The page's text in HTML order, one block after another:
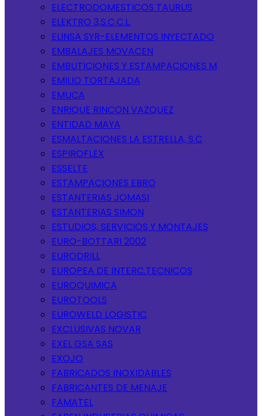
ELECTRODOMESTICOS TAURUS
ELEKTRO 3,S.C.C.L.
ELINSA SYR-ELEMENTOS INYECTADO
EMBALAJES MOVACEN
EMBUTICIONES Y ESTAMPACIONES M
EMILIO TORTAJADA
EMUCA
ENRIQUE RINCON VAZQUEZ
ENTIDAD MAYA
ESMALTACIONES LA ESTRELLA, S.C
ESPIROFLEX
ESSELTE
ESTAMPACIONES EBRO
ESTANTERIAS JOMASI
ESTANTERIAS SIMON
ESTUDIOS, SERVICIOS Y MONTAJES
EURO-BOTTARI 2002
EURODRILL
EUROPEA DE INTERC.TECNICOS
EUROQUIMICA
EUROTOOLS
EUROWELD LOGISTIC
EXCLUSIVAS NOVAR
EXEL GSA SAS
EXOJO
FABRICADOS INOXIDABLES
FABRICANTES DE MENAJE
FAMATEL